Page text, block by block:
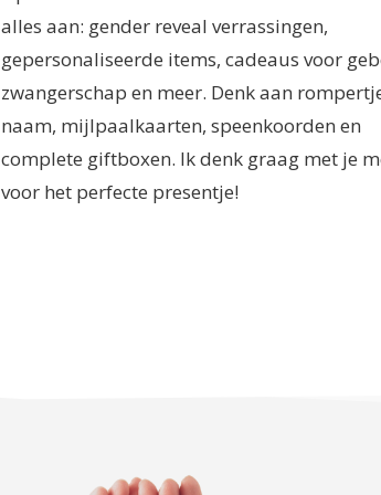
alles aan: gender reveal verrassingen,
gepersonaliseerde items, cadeaus voor
zwangerschap en meer. Denk aan
naam, mijlpaalkaarten, speenkoorden en
complete giftboxen. Ik denk graag met je
voor het perfecte presentje!